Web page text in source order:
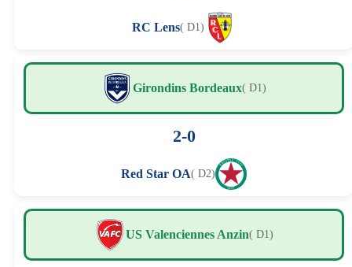
RC Lens( D1)
Girondins Bordeaux( D1)
2-0
Red Star OA( D2)
US Valenciennes Anzin( D1)